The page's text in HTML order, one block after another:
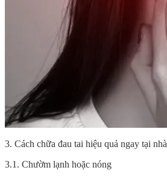
3. Cách chữa đau tai hiệu quả ngay tại nhà
3.1. Chườm lạnh hoặc nóng